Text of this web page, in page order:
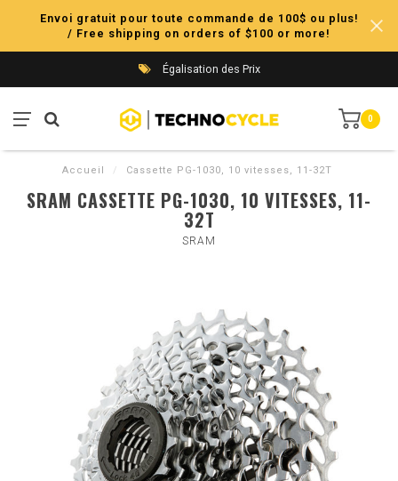
Envoi gratuit pour toute commande de 100$ ou plus!
/ Free shipping on orders of $100 or more!
Égalisation des Prix
0
Accueil / Cassette PG-1030, 10 vitesses, 11-32T
SRAM CASSETTE PG-1030, 10 VITESSES, 11-
32T
SRAM